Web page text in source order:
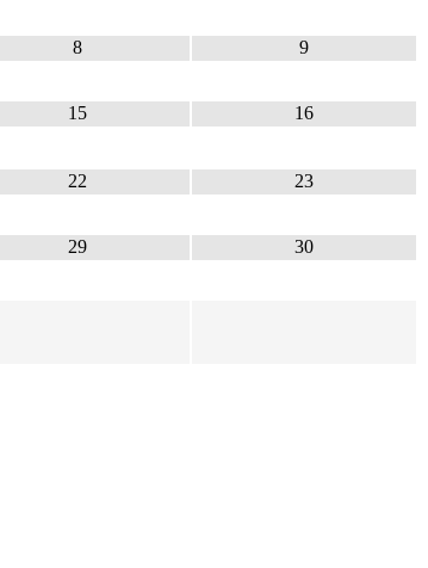
8 9
15 16
22 23
29 30